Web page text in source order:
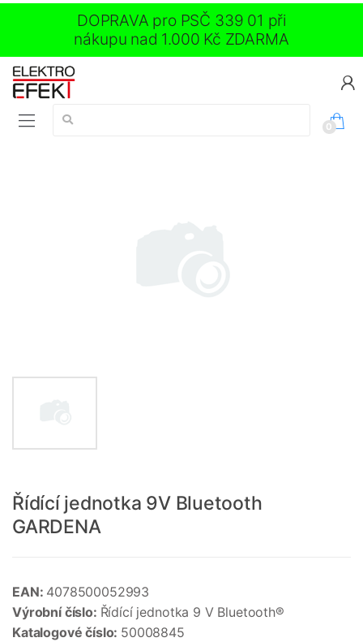
DOPRAVA pro PSČ 339 01 při
nákupu nad 1.000 Kč ZDARMA
Vyhledávání:
0
Řídící jednotka 9V Bluetooth
GARDENA
EAN: 4078500052993
Výrobní číslo: Řídící jednotka 9 V Bluetooth®
Katalogové číslo: 50008845